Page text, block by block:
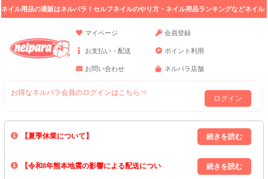
ネイル用品の通販はネルパラ！セルフネイルのやり方・ネイル用品ランキングなどネイル
マイページ
会員登録
お支払い・配送 ポイント利用
お問い合わせ ネルパラ店舗
お得なネルパラ会員のログインはこちら⇒
ログイン
【夏季休業について】
8/13(木)～8/16(日)の間｢出荷業務・お問い合わせ業務｣はお休みいたしま
【令和8年熊本地震の影響による配送につい